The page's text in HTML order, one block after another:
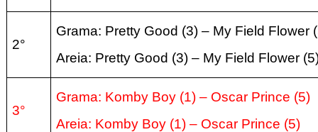
2°
Grama: Pretty Good (3) – My Field Flower
Areia: Pretty Good (3) – My Field Flower (5
3°
Grama: Komby Boy (1) – Oscar Prince (5)
Areia: Komby Boy (1) – Oscar Prince (5)